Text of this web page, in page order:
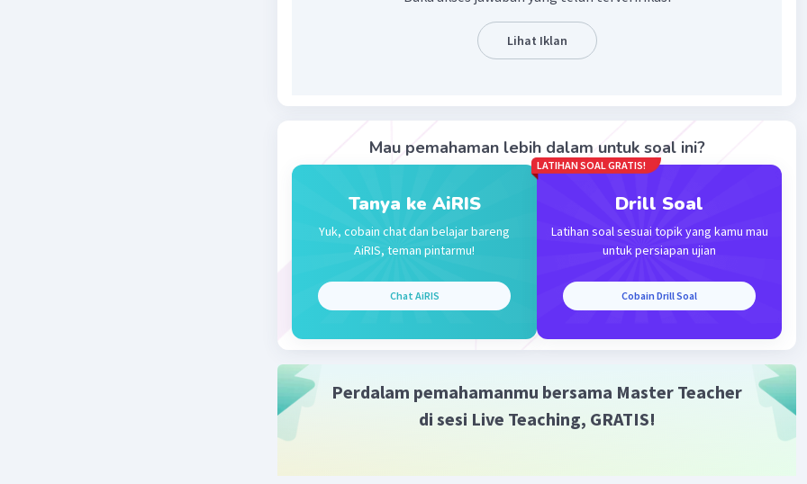
Beri Rating·0.0(0) Balas
Kezia A
02 Februari 2024 08:36
Ez mah
Lihat Iklan
Mau pemahaman lebih dalam untuk soal ini?
Tanya ke AiRIS
Yuk, cobain chat dan belajar bareng
AiRIS, teman pintarmu!
Chat AiRIS
LATIHAN SOAL GRATIS!
Drill Soal
Latihan soal sesuai topik yang kamu mau
untuk persiapan ujian
Cobain Drill Soal
Perdalam pemahamanmu bersama Master Teacher
di sesi Live Teaching, GRATIS!